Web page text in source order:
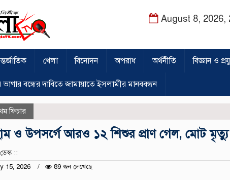
August 8, 2026,
খেলা বিনোদন অপরাধ অর্থনীতি বিজ্ঞান ও
ভাগার বন্ধের দাবিতে জামায়াতে ইসলামীর মানববন্ধন
ফিচার
ও উপসর্গে আরও ১২ শিশুর প্রাণ গেল, মোট
::
15, 2026 89 জন দেখেছে